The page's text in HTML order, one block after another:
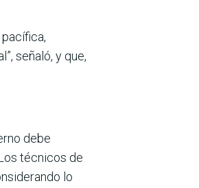
señaló, y que,
debe
técnicos de
lo